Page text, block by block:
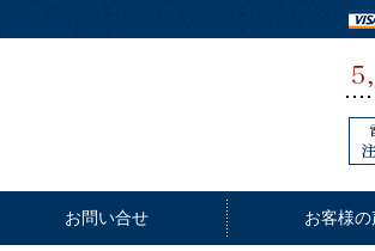
お問い合せ お客様の